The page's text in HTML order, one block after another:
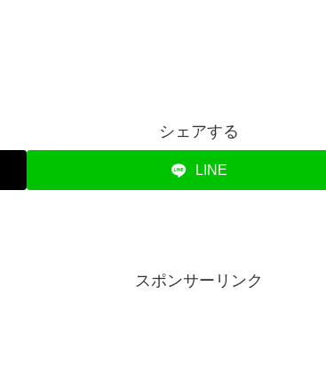
シェアする
LINE
スポンサーリンク